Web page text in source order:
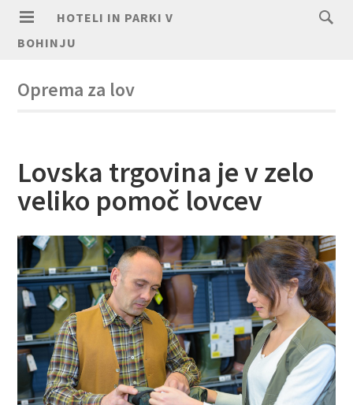
HOTELI IN PARKI V
BOHINJU
Oprema za lov
Lovska trgovina je v zelo
veliko pomoč lovcev